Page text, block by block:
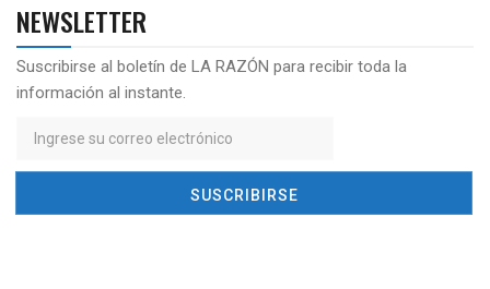
NEWSLETTER
Suscribirse al boletín de LA RAZÓN para recibir toda la
información al instante.